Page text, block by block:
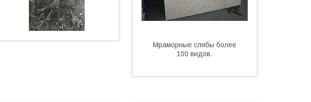
Мраморные слябы более
100 видов.